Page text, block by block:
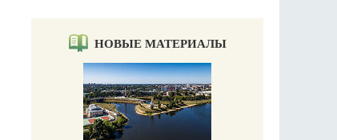
НОВЫЕ МАТЕРИАЛЫ